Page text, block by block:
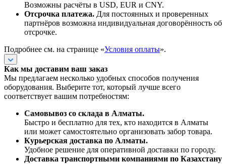
Возможны расчёты в USD, EUR и CNY.
Отсрочка платежа. Для постоянных и проверенных
партнёров возможна индивидуальная договорённость об
отсрочке.
Подробнее см. на странице «Условия оплаты».
Как мы доставим ваш заказ
Мы предлагаем несколько удобных способов получения
оборудования. Выберите тот, который лучше всего
соответствует вашим потребностям:
Самовывоз со склада в Алматы.
Быстро и бесплатно для тех, кто находится в Алматы
или может самостоятельно организовать забор товара.
Курьерская доставка по Алматы.
Удобное решение для оперативной доставки по городу.
Доставка транспортными компаниями по Казахстану